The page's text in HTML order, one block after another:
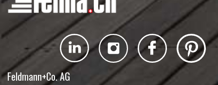
Feldmann+Co. AG